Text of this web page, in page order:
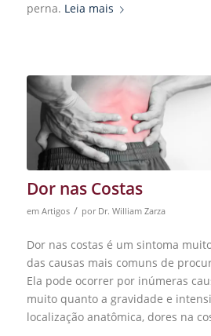
perna. Leia mais
Dor nas Costas
em Artigos / por Dr. William Zarza
Dor nas costas é um sintoma
das causas mais comuns de
Ela pode ocorrer por inúmeras
muito quanto a gravidade e
localização anatômica, dores na